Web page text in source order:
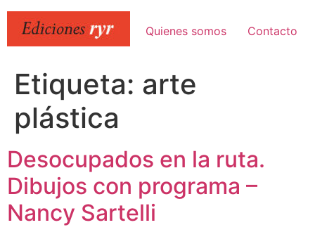
contenido
Quienes somos Contacto
Etiqueta: arte
plástica
Desocupados en la ruta.
Dibujos con programa –
Nancy Sartelli